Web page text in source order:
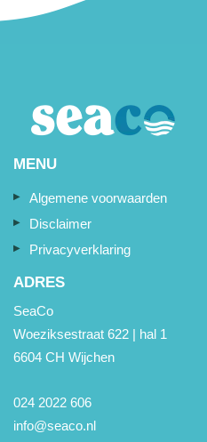
MENU
Algemene voorwaarden
Disclaimer
Privacyverklaring
ADRES
SeaCo
Woeziksestraat 622 | hal 1
6604 CH Wijchen
024 2022 606
info@seaco.nl